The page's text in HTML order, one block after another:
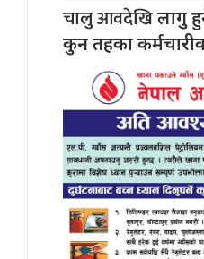
चालु आवदेखिलागु
कुन तहका